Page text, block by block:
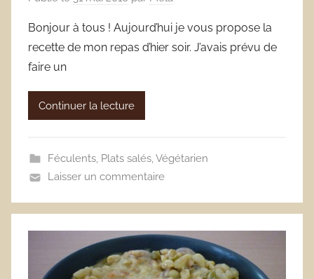
Bonjour à tous ! Aujourd’hui je vous propose la
recette de mon repas d’hier soir. J’avais prévu de
faire un
Continuer la lecture
Féculents, Plats salés,Végétarien
Laisser un commentaire